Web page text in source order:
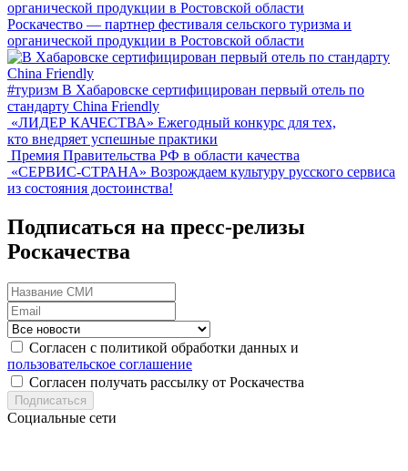
Роскачество — партнер фестиваля сельского туризма и
органической продукции в Ростовской области
#туризм В Хабаровске сертифицирован первый отель по
стандарту China Friendly
«ЛИДЕР КАЧЕСТВА» Ежегодный конкурс для тех,
кто внедряет успешные практики
Премия Правительства РФ в области качества
«СЕРВИС-СТРАНА» Возрождаем культуру русского сервиса
из состояния достоинства!
Подписаться на пресс-релизы
Роскачества
Согласен с политикой обработки данных и
пользовательское соглашение
Согласен получать рассылку от Роскачества
Подписаться
Социальные сети